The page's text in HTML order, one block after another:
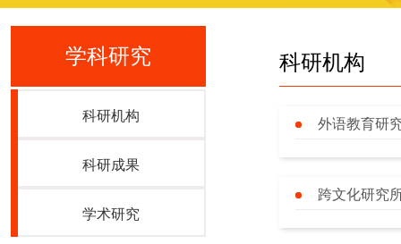
学科研究
科研机构
科研成果
学术研究
科研机构
外语教育研
跨文化研究